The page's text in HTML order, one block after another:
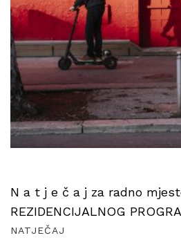
N a t j e č a j za radno
REZIDENCIJALNOG
NATJEČAJ